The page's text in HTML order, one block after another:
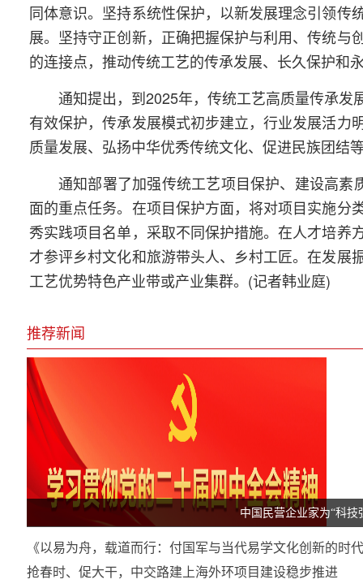
同体意识。坚持系统性保护，以新发展理念引领
展。坚持守正创新，正确把握保护与利用、传统
的连接点，推动传统工艺的传承发展、长久保护和
通知提出，到2025年，传统工艺高质量传承
有效保护，传承发展模式初步建立，行业发展活
质量发展、弘扬中华优秀传统文化、促进民族团结
通知部署了加强传统工艺项目保护、建设高
面的重点任务。在项目保护方面，将对项目实施
秀实践项目名单，采取不同保护措施。在人才培养
才参评乡村文化和旅游带头人、乡村工匠。在发展
工艺优势特色产业带或产业集群。(记者韩业庭)
推荐新闻
中国民营企业家为“科
《以易为舟，载道而行：付国军与当代易学文化创新的
抢春时、促大干，中交路建上海外环项目建设稳步推进